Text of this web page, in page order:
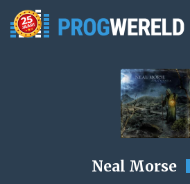
Neal Morse